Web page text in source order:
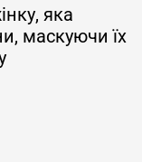
яка
маскуючи їх